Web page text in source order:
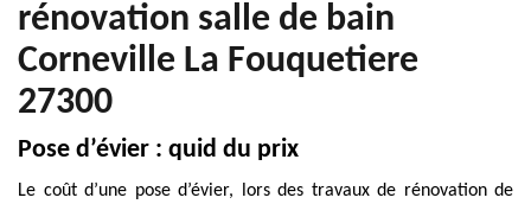
rénovation salle de bain
Corneville La Fouquetiere
27300
Pose d’évier : quid du prix
Le coût d’une pose d’évier, lors des travaux de rénovation de